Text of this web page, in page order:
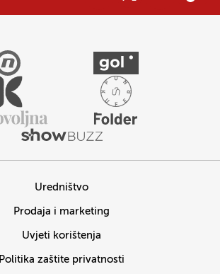
Uredništvo
Prodaja i marketing
Uvjeti korištenja
Politika zaštite privatnosti